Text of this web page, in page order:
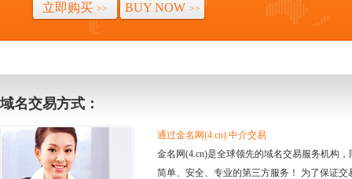
立即购买 >> BUY NOW >>
域名交易方式：
通过金名网(4.cn) 中介交易
金名网(4.cn)是全球领先的域名交易服务机构
简单、安全、专业的第三方服务！ 为了保证